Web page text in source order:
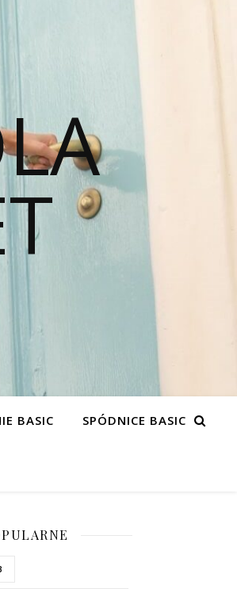
BASIC SPÓDNICE BASIC